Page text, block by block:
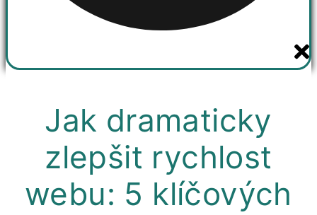
Jak dramaticky
zlepšit rychlost
webu: 5 klíčových